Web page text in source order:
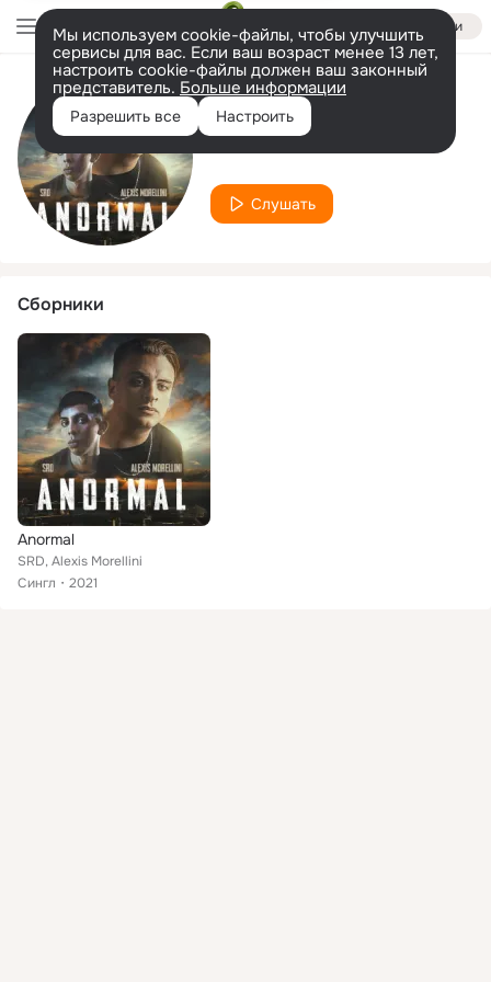
Войти
Мы используем cookie-файлы, чтобы улучшить
сервисы для вас. Если ваш возраст менее 13 лет,
настроить cookie-файлы должен ваш законный
представитель. Больше информации
Разрешить все Настроить
Исполнитель
Alexis Morellini
Слушать
Сборники
Anormal
SRD, Alexis Morellini
Сингл
2021